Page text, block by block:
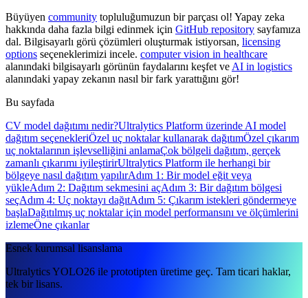
Büyüyen community topluluğumuzun bir parçası ol! Yapay zeka
hakkında daha fazla bilgi edinmek için GitHub repository sayfamıza
dal. Bilgisayarlı görü çözümleri oluşturmak istiyorsan, licensing
options seçeneklerimizi incele. computer vision in healthcare
alanındaki bilgisayarlı görünün faydalarını keşfet ve AI in logistics
alanındaki yapay zekanın nasıl bir fark yarattığını gör!
Bu sayfada
CV model dağıtımı nedir?Ultralytics Platform üzerinde AI model
dağıtım seçenekleriÖzel uç noktalar kullanarak dağıtımÖzel çıkarım
uç noktalarının işlevselliğini anlamaÇok bölgeli dağıtım, gerçek
zamanlı çıkarımı iyileştirirUltralytics Platform ile herhangi bir
bölgeye nasıl dağıtım yapılırAdım 1: Bir model eğit veya
yükleAdım 2: Dağıtım sekmesini açAdım 3: Bir dağıtım bölgesi
seçAdım 4: Uç noktayı dağıtAdım 5: Çıkarım istekleri göndermeye
başlaDağıtılmış uç noktalar için model performansını ve ölçümlerini
izlemeÖne çıkanlar
Esnek kurumsal lisanslama
Ultralytics YOLO26 ile prototipten üretime geç. Tam ticari haklar,
tek bir lisans.